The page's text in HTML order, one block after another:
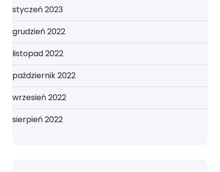
styczeń 2023
grudzień 2022
listopad 2022
październik 2022
wrzesień 2022
sierpień 2022